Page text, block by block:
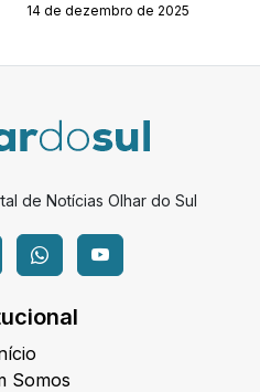
14 de dezembro de 2025
de Notícias Olhar do Sul
Somos